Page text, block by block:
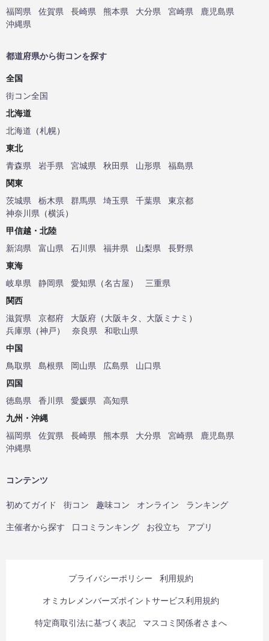
福岡県
佐賀県 長崎県 熊本県 大分県 宮崎県
鹿児島県
沖縄県
都道府県から街コンを探す
全国
街コン全国
北海道
北海道 （札幌）
東北
青森県
岩手県 宮城県 秋田県 山形県
福島県
関東
茨城県
栃木県 群馬県 埼玉県 千葉県
東京都
神奈川県 （横浜）
甲信越・北陸
新潟県
富山県 石川県 福井県 山梨県
長野県
東海
岐阜県
静岡県 愛知県 （名古屋）
三重県
関西
滋賀県
京都府 大阪府 （大阪キタ 大阪ミナミ ）
兵庫県 （神戸） 奈良県
和歌山県
中国
鳥取県
島根県 岡山県 広島県
山口県
四国
徳島県
香川県 愛媛県
高知県
九州・沖縄
福岡県
佐賀県 長崎県 熊本県 大分県 宮崎県
鹿児島県
沖縄県
コンテンツ
初めてガイド 街コン 趣味コン オンライン ランキング
主催者から探す 口コミランキング お役立ち アプリ
プライバシーポリシー 利用規約
オミカレメンバーズポイントサービス利用規約
特定商取引法に基づく表記 マスコミ関係者さまへ